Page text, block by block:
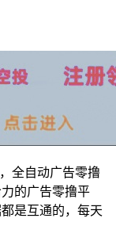
全自动广告零撸
的广告零撸平
是互通的，每天